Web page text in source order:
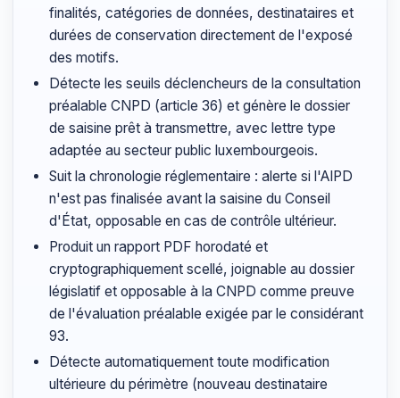
finalités, catégories de données, destinataires et
durées de conservation directement de l'exposé
des motifs.
Détecte les seuils déclencheurs de la consultation
préalable CNPD (article 36) et génère le dossier
de saisine prêt à transmettre, avec lettre type
adaptée au secteur public luxembourgeois.
Suit la chronologie réglementaire : alerte si l'AIPD
n'est pas finalisée avant la saisine du Conseil
d'État, opposable en cas de contrôle ultérieur.
Produit un rapport PDF horodaté et
cryptographiquement scellé, joignable au dossier
législatif et opposable à la CNPD comme preuve
de l'évaluation préalable exigée par le considérant
93.
Détecte automatiquement toute modification
ultérieure du périmètre (nouveau destinataire